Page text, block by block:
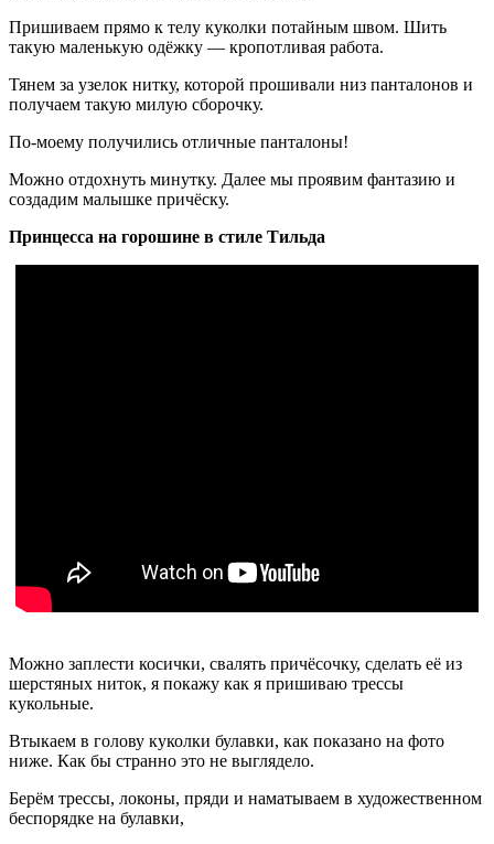
Пришиваем прямо к телу куколки потайным швом. Шить
такую маленькую одёжку — кропотливая работа.
Тянем за узелок нитку, которой прошивали низ панталонов и
получаем такую милую сборочку.
По-моему получились отличные панталоны!
Можно отдохнуть минутку. Далее мы проявим фантазию и
создадим малышке причёску.
Принцесса на горошине в стиле Тильда
Можно заплести косички, свалять причёсочку, сделать её из
шерстяных ниток, я покажу как я пришиваю трессы
кукольные.
Втыкаем в голову куколки булавки, как показано на фото
ниже. Как бы странно это не выглядело.
Берём трессы, локоны, пряди и наматываем в художественном
беспорядке на булавки,